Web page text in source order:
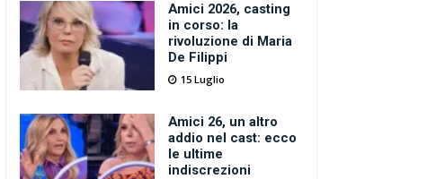
Amici 2026, casting
in corso: la
rivoluzione di Maria
De Filippi
15 Luglio
Amici 26, un altro
addio nel cast: ecco
le ultime
indiscrezioni